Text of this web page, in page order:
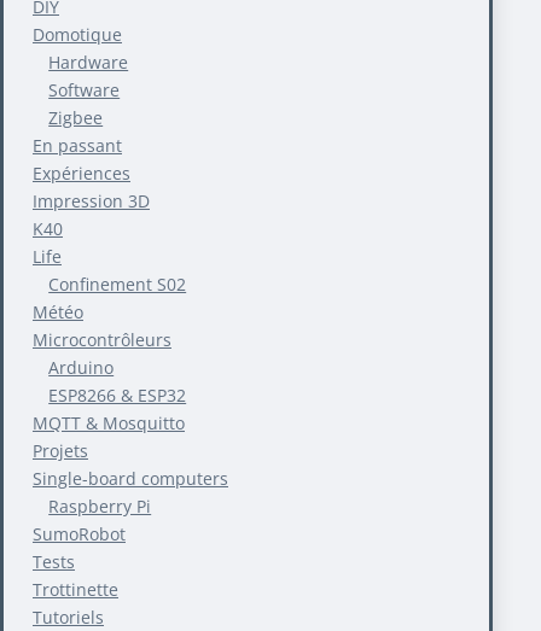
DIY
Domotique
Hardware
Software
Zigbee
En passant
Expériences
Impression 3D
K40
Life
Confinement S02
Météo
Microcontrôleurs
Arduino
ESP8266 & ESP32
MQTT & Mosquitto
Projets
Single-board computers
Raspberry Pi
SumoRobot
Tests
Trottinette
Tutoriels